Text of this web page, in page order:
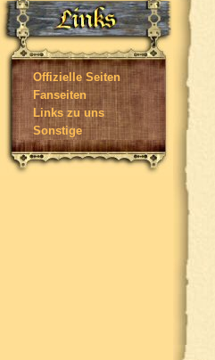
Offizielle Seiten
Fanseiten
Links zu uns
Sonstige